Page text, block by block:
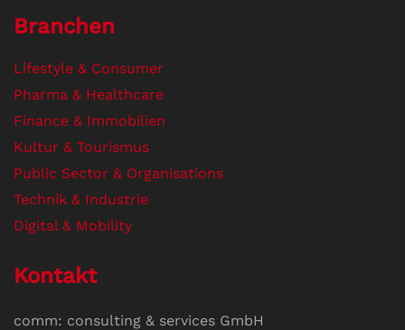
Branchen
Lifestyle & Consumer
Pharma & Healthcare
Finance & Immobilien
Kultur & Tourismus
Public Sector & Organisations
Technik & Industrie
Digital & Mobility
Kontakt
comm: consulting & services GmbH